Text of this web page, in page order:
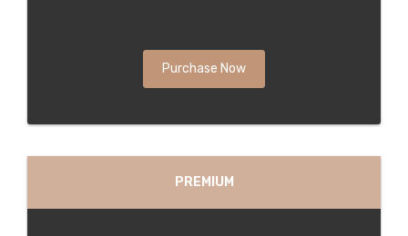
Purchase Now
PREMIUM